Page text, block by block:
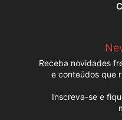
Receba novidades
e conteúdos que
Inscreva-se e